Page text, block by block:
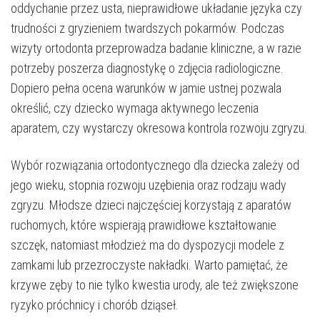
oddychanie przez usta, nieprawidłowe układanie języka czy
trudności z gryzieniem twardszych pokarmów. Podczas
wizyty ortodonta przeprowadza badanie kliniczne, a w razie
potrzeby poszerza diagnostykę o zdjęcia radiologiczne.
Dopiero pełna ocena warunków w jamie ustnej pozwala
określić, czy dziecko wymaga aktywnego leczenia
aparatem, czy wystarczy okresowa kontrola rozwoju zgryzu.
Wybór rozwiązania ortodontycznego dla dziecka zależy od
jego wieku, stopnia rozwoju uzębienia oraz rodzaju wady
zgryzu. Młodsze dzieci najczęściej korzystają z aparatów
ruchomych, które wspierają prawidłowe kształtowanie
szczęk, natomiast młodzież ma do dyspozycji modele z
zamkami lub przezroczyste nakładki. Warto pamiętać, że
krzywe zęby to nie tylko kwestia urody, ale też zwiększone
ryzyko próchnicy i chorób dziąseł.
Umów wizytę